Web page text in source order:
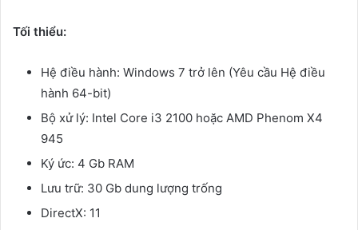
Tối thiểu:
Hệ điều hành: Windows 7 trở lên (Yêu cầu Hệ điều
hành 64-bit)
Bộ xử lý: Intel Core i3 2100 hoặc AMD Phenom X4
945
Ký ức: 4 Gb RAM
Lưu trữ: 30 Gb dung lượng trống
DirectX: 11